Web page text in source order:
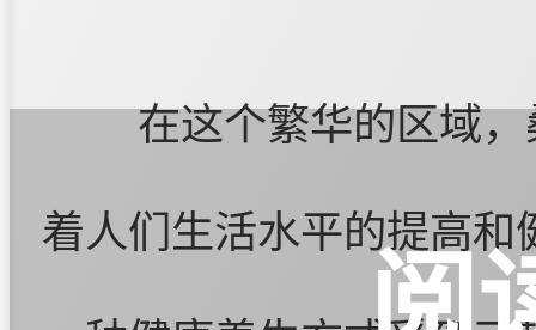
在这个繁华的区域
着人们生活水平的提高和
阅